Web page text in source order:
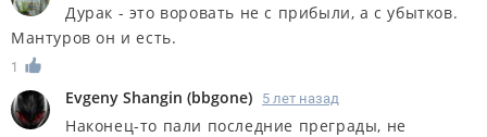
Дурак - это воровать не с прибыли, а с убытков.
Мантуров он и есть.
1
Evgeny Shangin (bbgone) 5 лет назад
Наконец-то пали последние преграды, не